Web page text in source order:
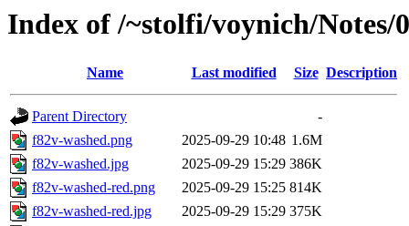
Index of /~stolfi/voynich/
Name Last modified Size Description
Parent Directory
-
f82v-washed.png
2025-09-29 10:48 1.6M
f82v-washed.jpg
2025-09-29 15:29 386K
f82v-washed-red.png
2025-09-29 15:25 814K
f82v-washed-red.jpg
2025-09-29 15:29 375K